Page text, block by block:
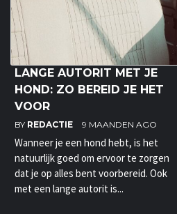
LANGE AUTORIT MET JE
HOND: ZO BEREID JE HET
VOOR
BY REDACTIE 9 MAANDEN AGO
Wanneer je een hond hebt, is het
natuurlijk goed om ervoor te zorgen
dat je op alles bent voorbereid. Ook
met een lange autorit is...